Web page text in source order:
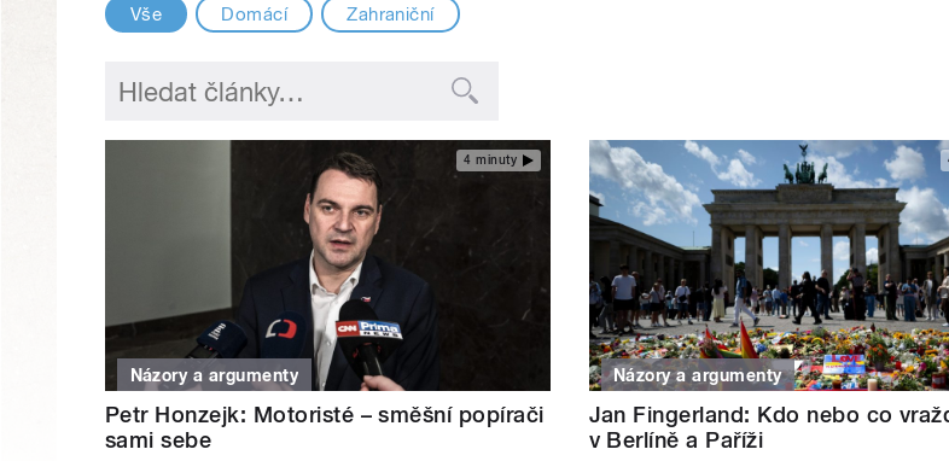
Vše Domácí Zahraniční
4 minuty
Názory a argumenty
Petr Honzejk: Motoristé – směšní popírači
sami sebe
Názory a argumenty
Jan Fingerland: Kdo nebo co
v Berlíně a Paříži